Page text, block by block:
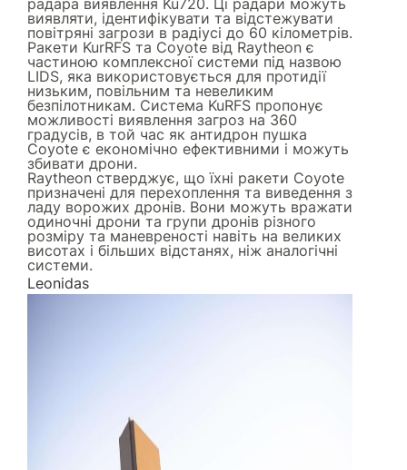
виявляти, ідентифікувати та відстежувати
повітряні загрози в радіусі до 60 кілометрів.
Ракети KurRFS та Coyote від Raytheon є
частиною комплексної системи під назвою
LIDS, яка використовується для протидії
низьким, повільним та невеликим
безпілотникам. Система KuRFS пропонує
можливості виявлення загроз на 360
градусів, в той час як антидрон пушка
Coyote є економічно ефективними і можуть
збивати дрони.
Raytheon стверджує, що їхні ракети Coyote
призначені для перехоплення та виведення з
ладу ворожих дронів. Вони можуть вражати
одиночні дрони та групи дронів різного
розміру та маневреності навіть на великих
висотах і більших відстанях, ніж аналогічні
системи.
Leonidas